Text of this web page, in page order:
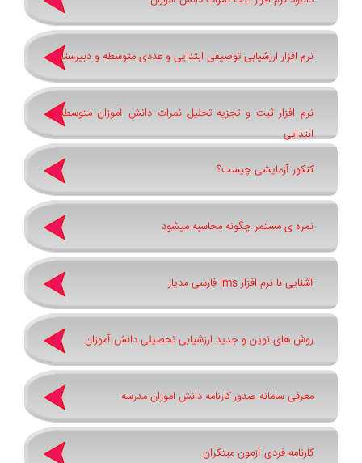
نرم افزار ارزشیابی توصیفی ابتدایی و عددی متوسطه و دبیرستان
نرم افزار ثبت و تجزیه تحلیل نمرات دانش آموزان متوسطه و
ابتدایی
کنکور آزمایشی چیست؟
نمره ی مستمر چگونه محاسبه میشود
آشنایی با نرم افزار lms فارسی مدیار
روش های نوین و جدید ارزشیابی تحصیلی دانش آموزان
معرفی سامانه صدور کارنامه دانش اموزان مدرسه
کارنامه فردی آزمون مبتکران